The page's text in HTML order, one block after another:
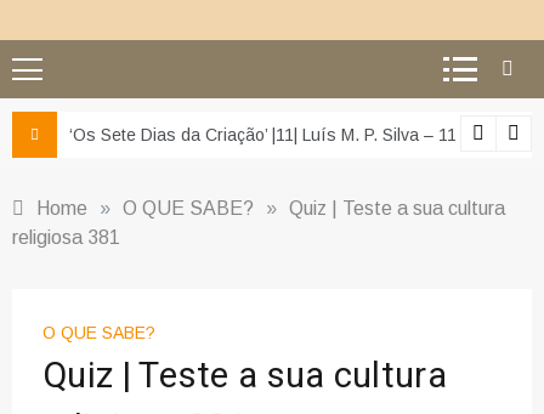
e da misericórdia’
‘Os Sete Dias da Criação’ |11| Luís M. P. Silva – 11 – O
Home » O QUE SABE? » Quiz | Teste a sua cultura
religiosa 381
O QUE SABE?
Quiz | Teste a sua cultura